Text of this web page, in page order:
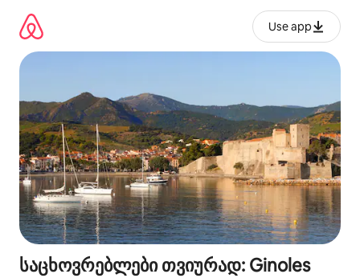
გადასვლა
Use app
საცხოვრებლები თვიურად: Ginoles